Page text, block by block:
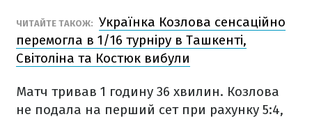
ЧИТАЙТЕ ТАКОЖ: Українка Козлова сенсаційно
перемогла в 1/16 турніру в Ташкенті,
Світоліна та Костюк вибули
Матч тривав 1 годину 36 хвилин. Козлова
не подала на перший сет при рахунку 5:4,